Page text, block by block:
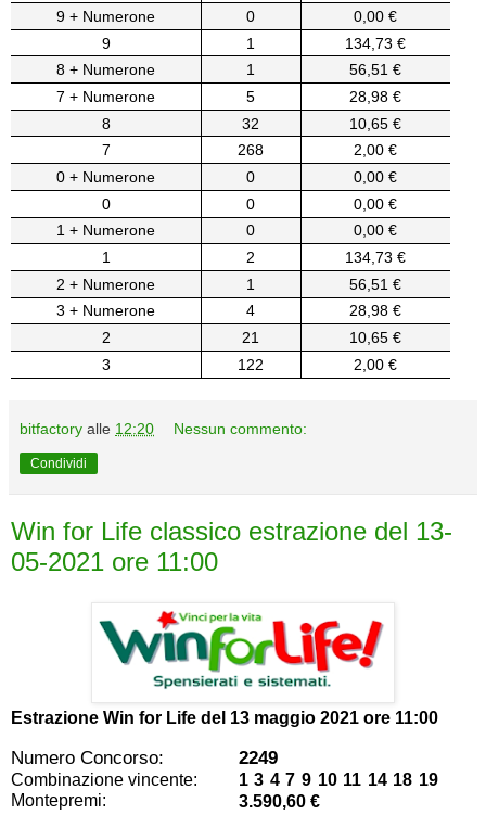
9 + Numerone
0
0,00 €
9
1
134,73 €
8 + Numerone
1
56,51 €
7 + Numerone
5
28,98 €
8
32
10,65 €
7
268
2,00 €
0 + Numerone
0
0,00 €
0
0
0,00 €
1 + Numerone
0
0,00 €
1
2
134,73 €
2 + Numerone
1
56,51 €
3 + Numerone
4
28,98 €
2
21
10,65 €
3
122 2,00 €
bitfactory alle 12:20 Nessun commento:
Condividi
Win for Life classico estrazione del 13-
05-2021 ore 11:00
Estrazione Win for Life del 13 maggio 2021 ore 11:00
Numero Concorso: 2249
Combinazione vincente:
1 3 4 7 9 10 11 14 18 19
Montepremi:
3.590,60 €